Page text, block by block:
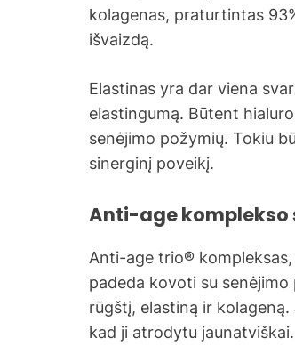
kolagenas, praturtintas
išvaizdą.
Elastinas yra dar viena
elastingumą. Būtent
senėjimo požymių. Tokiu
sinerginį poveikį.
Anti-age komplekso
Anti-age trio®
padeda kovoti su
rūgštį, elastiną ir
kad ji atrodytu jaunatviškai.